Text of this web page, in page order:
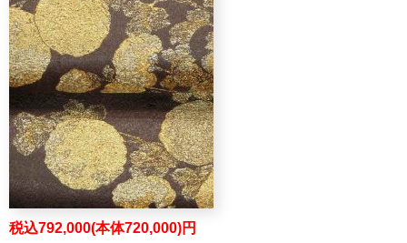
税込792,000(本体720,000)円